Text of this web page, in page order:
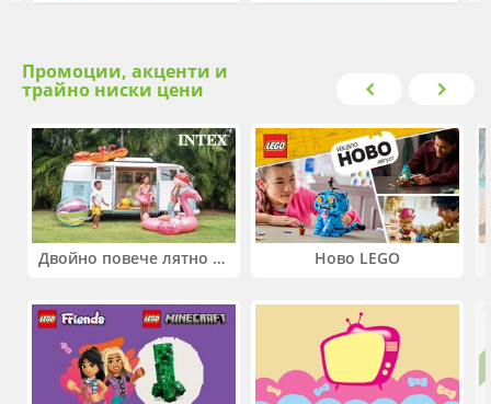
Промоции, акценти и
трайно ниски цени
Двойно повече лятно забавление! Купи 2 продукта INTEX и вземи -33% Ново LEGO